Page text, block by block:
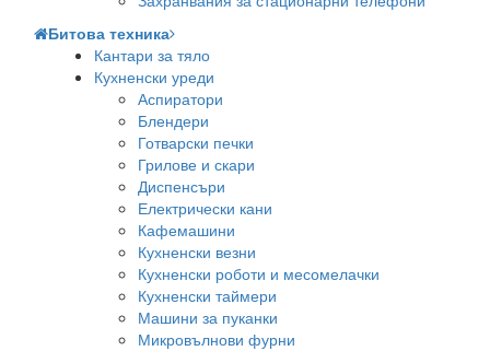
Битова техника
Кантари за тяло
Кухненски уреди
Аспиратори
Блендери
Готварски печки
Грилове и скари
Диспенсъри
Електрически кани
Кафемашини
Кухненски везни
Кухненски роботи и месомелачки
Кухненски таймери
Машини за пуканки
Микровълнови фурни